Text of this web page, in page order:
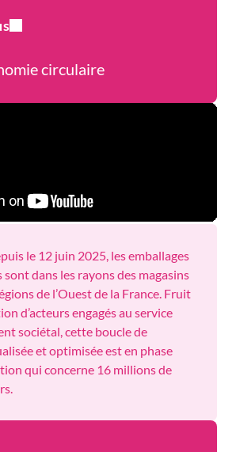
circulaire
le 12 juin 2025, les emballages
dans les rayons des magasins
de l’Ouest de la France. Fruit
d’acteurs engagés au service
sociétal, cette boucle de
et optimisée est en phase
qui concerne 16 millions de